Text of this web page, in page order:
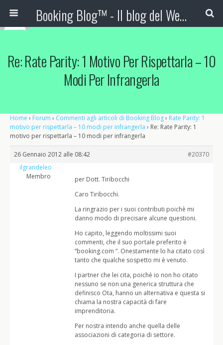
Booking Blog™ - Il blog del Web Marketing Turistico
Re: Rate Parity: 1 Motivo Per Rispettarla – 10
Modi Per Infrangerla
Home › Forum › Commenti agli articoli di Booking Blog› Rate Parity: 1
motivo per rispettarla – 10 modi per infrangerla › Re: Rate Parity: 1
motivo per rispettarla – 10 modi per infrangerla
26 Gennaio 2012 alle 08:42
#20370
ilgrandeleo
Membro
per Dott. Tiribocchi
Caro Tiribocchi.
La ringrazio per i suoi contributi poichè mi
danno modo di precisare alcune questioni.
Ho capito, leggendo moltissimi suoi
commenti, che il suo portale preferito è
“booking.com “. Onestamente lo ha citato così
tanto che qualche sospetto mi è venuto.
I partner che lei cita, poichè io non ho citato
nessuno se non una generica struttura che
definisco Ota, hanno un alternativa e questa si
chiama la nostra capacità di fare
imprenditoria.
Per nostra intendo anche quella delle
associazioni di categoria di settore.